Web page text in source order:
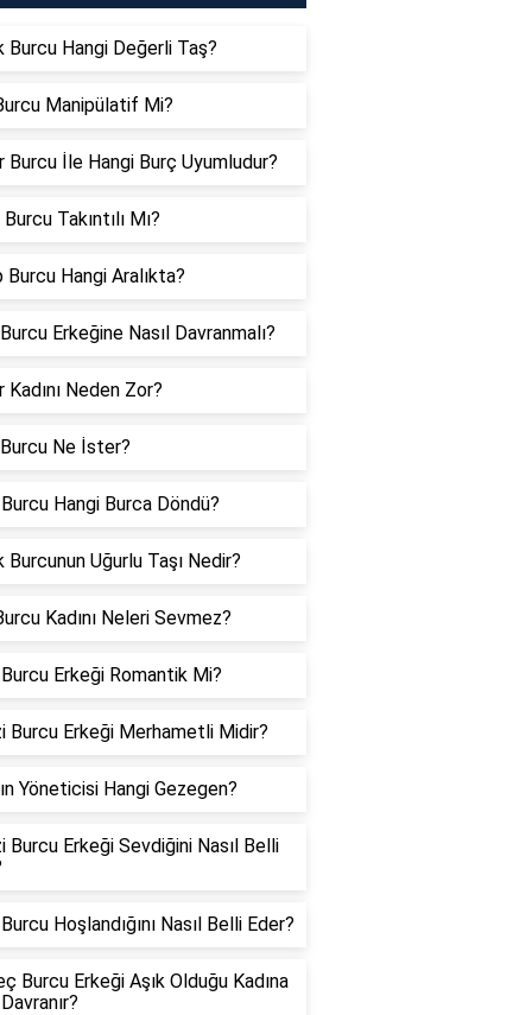
Burcu Hangi Değerli Taş?
Manipülatif Mi?
Burcu İle Hangi Burç Uyumludur?
Takıntılı Mı?
Burcu Hangi Aralıkta?
Erkeğine Nasıl Davranmalı?
Kadını Neden Zor?
Burcu Ne İster?
Hangi Burca Döndü?
Burcunun Uğurlu Taşı Nedir?
Kadını Neleri Sevmez?
Erkeği Romantik Mi?
Burcu Erkeği Merhametli Midir?
Yöneticisi Hangi Gezegen?
Burcu Erkeği Sevdiğini Nasıl Belli
Hoşlandığını Nasıl Belli Eder?
Burcu Erkeği Aşık Olduğu Kadına